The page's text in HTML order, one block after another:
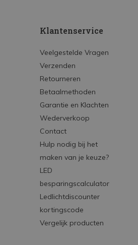
Klantenservice
Veelgestelde Vragen
Verzenden
Retourneren
Betaalmethoden
Garantie en Klachten
Wederverkoop
Contact
Hulp nodig bij het
maken van je keuze?
LED
besparingscalculator
Ledlichtdiscounter
kortingscode
Vergelijk producten